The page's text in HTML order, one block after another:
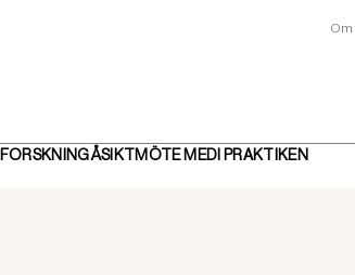
FORSKNINGÅSIKTMÖTE MED I PRAKTIKEN